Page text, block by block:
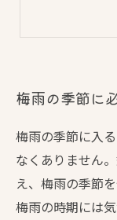
鍼灸の施
梅雨の季節に
梅雨の季節に入
なくありません
え、梅雨の季節
梅雨の時期には